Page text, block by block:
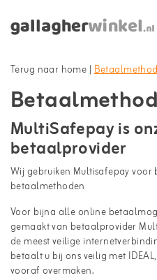
Terug naar home |
MultiSafepay is
betaalprovider
Wij gebruiken Multisafepay
betaalmethoden
Voor bijna alle online
gemaakt van betaalprovider
de meest veilige
betaalt u bij ons veilig met
vooraf overmaken.